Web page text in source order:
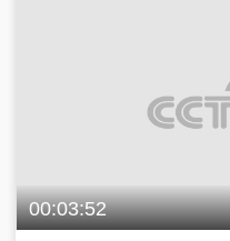
00:03:52